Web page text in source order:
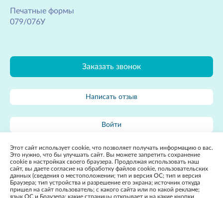
Печатные формы
079/076У
Заказать звонок
Написать отзыв
Войти
Карта сайта
Этот сайт использует cookie, что позволяет получать информацию о вас.
Это нужно, что бы улучшать сайт. Вы можете запретить сохранение
cookie в настройках своего браузера. Продолжая использовать наш
сайт, вы даете согласие на обработку файлов cookie, пользовательских
данных (сведения о местоположении; тип и версия ОС; тип и версия
Браузера; тип устройства и разрешение его экрана; источник откуда
пришел на сайт пользователь; с какого сайта или по какой рекламе;
язык ОС и Браузера; какие страницы открывает и на какие кнопки